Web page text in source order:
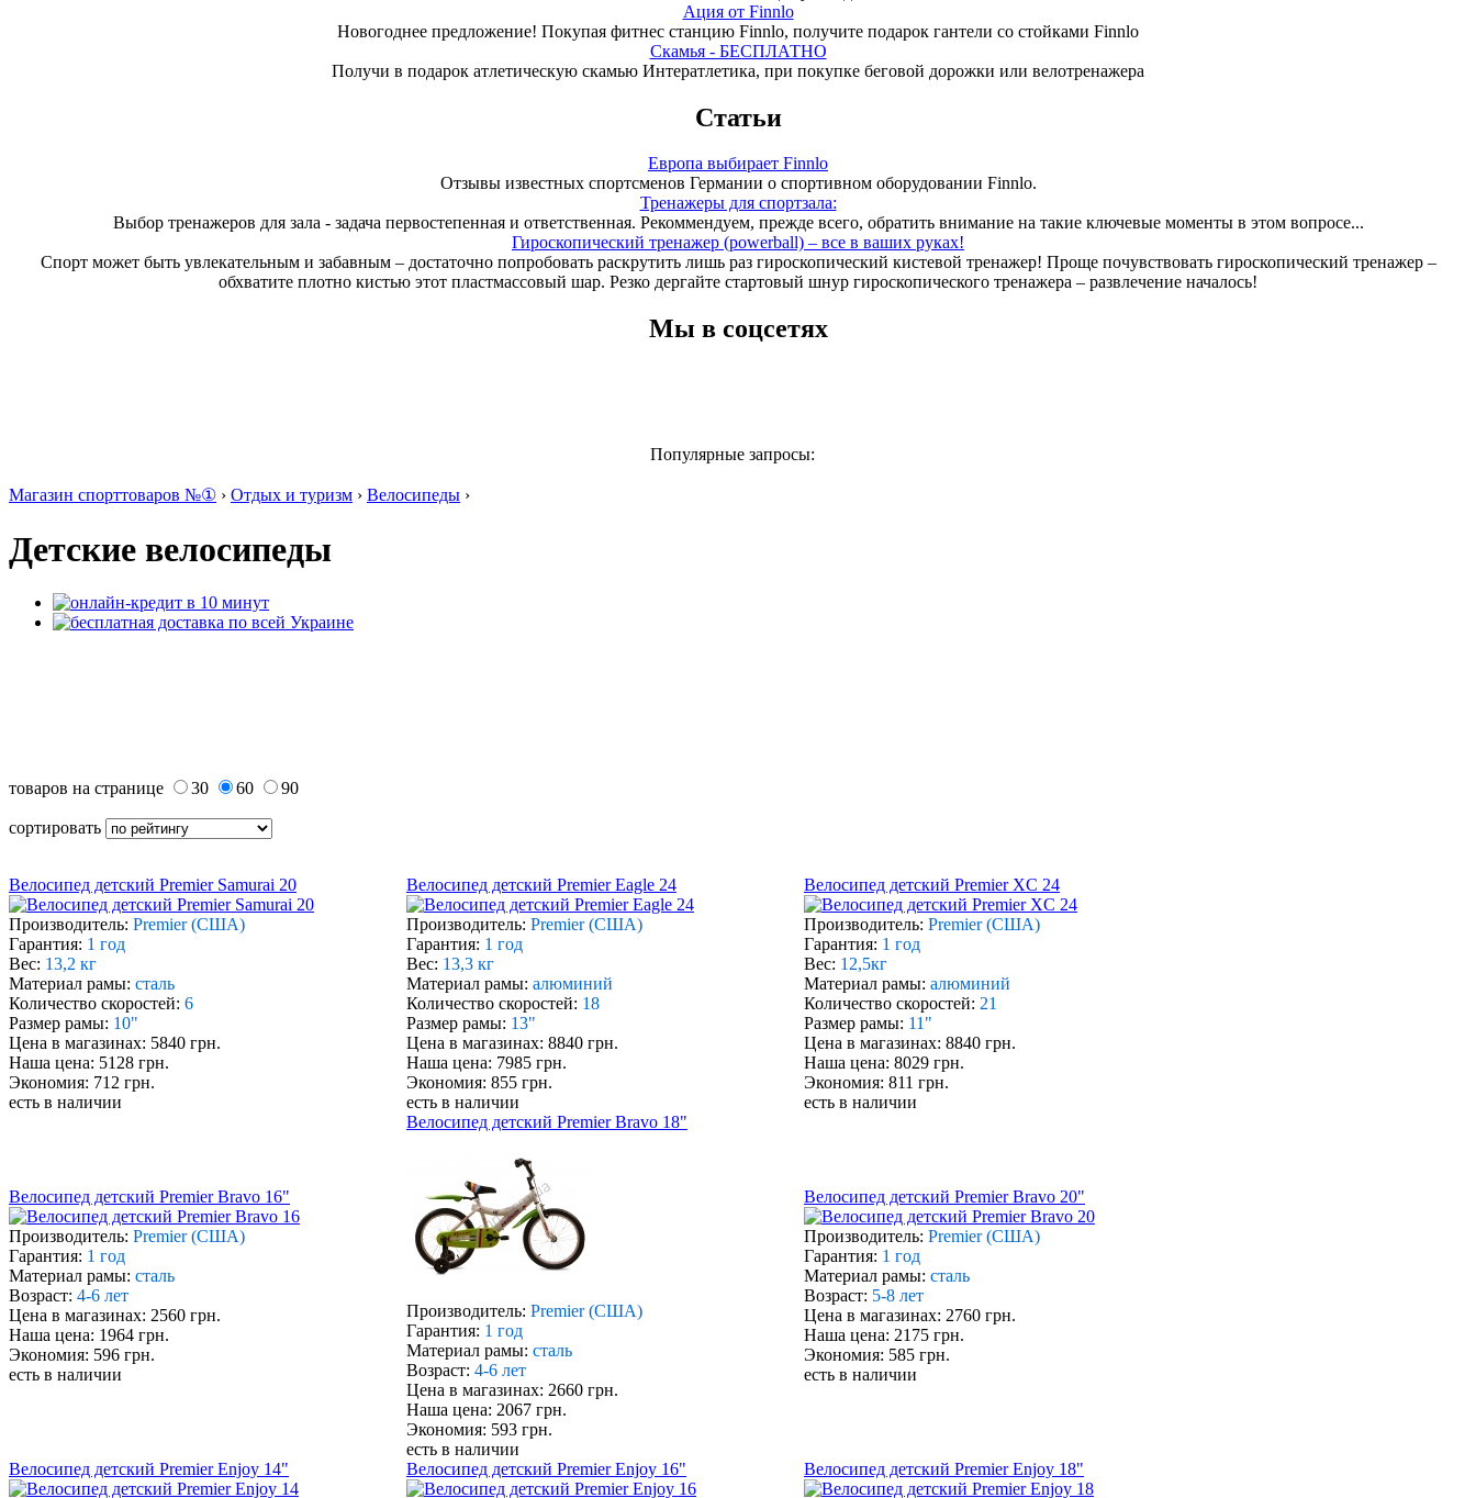
Ация от Finnlo
Новогоднее предложение! Покупая фитнес станцию Finnlo, получите подарок гантели со стойками Finnlo
Скамья - БЕСПЛАТНО
Получи в подарок атлетическую скамью Интератлетика, при покупке беговой дорожки или велотренажера
Статьи
Европа выбирает Finnlo
Отзывы известных спортсменов Германии о спортивном оборудовании Finnlo.
Тренажеры для спортзала:
Выбор тренажеров для зала - задача первостепенная и ответственная. Рекоммендуем, прежде всего, обратить внимание на такие ключевые моменты в этом вопросе...
Гироскопический тренажер (powerball) – все в ваших руках!
Спорт может быть увлекательным и забавным – достаточно попробовать раскрутить лишь раз гироскопический кистевой тренажер! Проще почувствовать гироскопический тренажер –
обхватите плотно кистью этот пластмассовый шар. Резко дергайте стартовый шнур гироскопического тренажера – развлечение началось!
Мы в соцсетях
Популярные запросы:
Магазин спорттоваров №① › Отдых и туризм › Велосипеды ›
Детские велосипеды
товаров на странице 30 60 90
сортировать
Велосипед детский Premier Samurai 20
Производитель: Premier (США)
Гарантия: 1 год
Вес: 13,2 кг
Материал рамы: сталь
Количество скоростей: 6
Размер рамы: 10"
Цена в магазинах: 5840 грн.
Наша цена: 5128 грн.
Экономия: 712 грн.
есть в наличии
Велосипед детский Premier Eagle 24
Производитель: Premier (США)
Гарантия: 1 год
Вес: 13,3 кг
Материал рамы: алюминий
Количество скоростей: 18
Размер рамы: 13"
Цена в магазинах: 8840 грн.
Наша цена: 7985 грн.
Экономия: 855 грн.
есть в наличии
Велосипед детский Premier XC 24
Производитель: Premier (США)
Гарантия: 1 год
Вес: 12,5кг
Материал рамы: алюминий
Количество скоростей: 21
Размер рамы: 11"
Цена в магазинах: 8840 грн.
Наша цена: 8029 грн.
Экономия: 811 грн.
есть в наличии
Велосипед детский Premier Bravo 16"
Производитель: Premier (США)
Гарантия: 1 год
Материал рамы: сталь
Возраст: 4-6 лет
Цена в магазинах: 2560 грн.
Наша цена: 1964 грн.
Экономия: 596 грн.
есть в наличии
Велосипед детский Premier Bravo 18"
Производитель: Premier (США)
Гарантия: 1 год
Материал рамы: сталь
Возраст: 4-6 лет
Цена в магазинах: 2660 грн.
Наша цена: 2067 грн.
Экономия: 593 грн.
есть в наличии
Велосипед детский Premier Bravo 20"
Производитель: Premier (США)
Гарантия: 1 год
Материал рамы: сталь
Возраст: 5-8 лет
Цена в магазинах: 2760 грн.
Наша цена: 2175 грн.
Экономия: 585 грн.
есть в наличии
Велосипед детский Premier Enjoy 14" Велосипед детский Premier Enjoy 16" Велосипед детский Premier Enjoy 18"